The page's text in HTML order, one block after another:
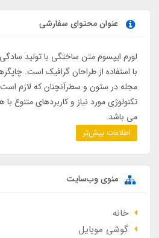
عنوان محتوای سفارشی
لورم ایپسوم متن ساختگی با تولید
با استفاده از طراحان گرافیک است.
مجله در ستون و سطرآنچنان که لازم
تکنولوژی مورد نیاز و کاربردهای متنوع
می باشد.
اطلاعات بیش‌تر
منوی وب‌سایت
خانه
گوشی موبایل